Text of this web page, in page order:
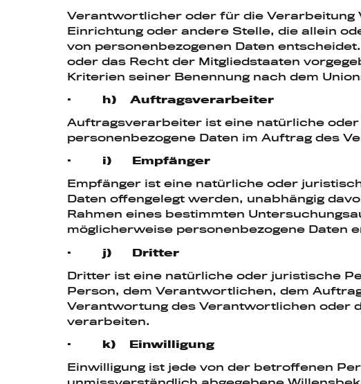
Verantwortlicher oder für die
Einrichtung oder andere Stelle, die allein
von personenbezogenen Daten
oder das Recht der Mitgliedstaaten
Kriterien seiner Benennung nach dem
· h) Auftragsverarbeiter
Auftragsverarbeiter ist eine natürliche
personenbezogene Daten im Auftrag des
· i) Empfänger
Empfänger ist eine natürliche oder
Daten offengelegt werden, unabhängig
Rahmen eines bestimmten
möglicherweise personenbezogene Daten
· j) Dritter
Dritter ist eine natürliche oder juristische
Person, dem Verantwortlichen, dem
Verantwortung des Verantwortlichen oder
verarbeiten.
· k) Einwilligung
Einwilligung ist jede von der betroffenen